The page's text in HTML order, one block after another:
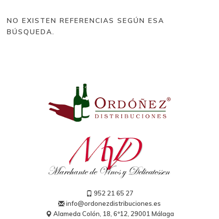
Tinto (328)
Brut Reserva (2)
Extra Brut (1)
Blanc de Blancs (1)
Blanc de Noirs (1)
Grand Cru (2)
Rosé (2)
Generosos (5)
Bodegas
NO EXISTEN REFERENCIAS SEGÚN ESA
BÚSQUEDA.
952 21 65 27
info@ordonezdistribuciones.es
Alameda Colón, 18, 6º12, 29001 Málaga